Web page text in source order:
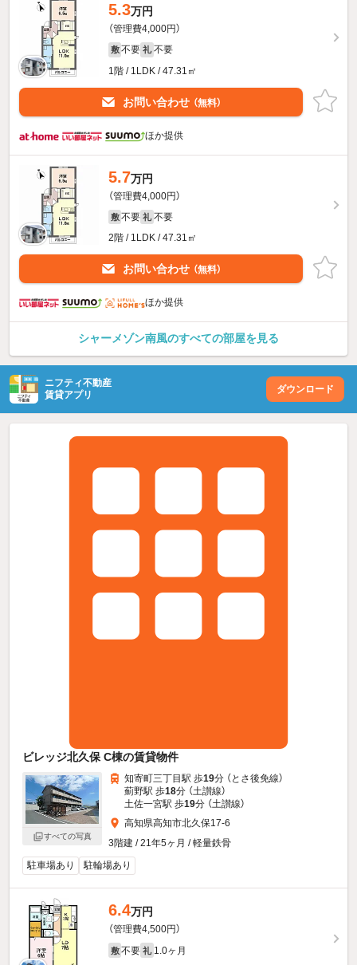
5.3万円
（管理費4,000円）
敷 不要 礼 不要
1階 / 1LDK / 47.31㎡
お問い合わせ （無料）
ほか提供
5.7万円
（管理費4,000円）
敷 不要 礼 不要
2階 / 1LDK / 47.31㎡
お問い合わせ （無料）
ほか提供
シャーメゾン南風のすべての部屋を見る
ニフティ不動産
賃貸アプリ
ダウンロード
ビレッジ北久保 C棟の賃貸物件
すべての写真
知寄町三丁目駅 歩19分 （とさ後免線）
薊野駅 歩18分 （土讃線）
土佐一宮駅 歩19分 （土讃線）
高知県高知市北久保17-6
3階建 / 21年5ヶ月 / 軽量鉄骨
駐車場あり
駐輪場あり
6.4万円
（管理費4,500円）
敷 不要 礼 1.0ヶ月